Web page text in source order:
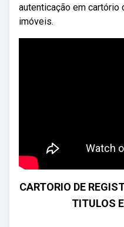
autenticação em
imóveis.
CARTORIO DE
TITULOS